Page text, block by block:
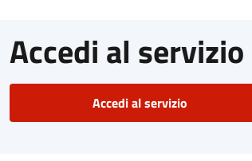
Accedi al servizio
Accedi al servizio